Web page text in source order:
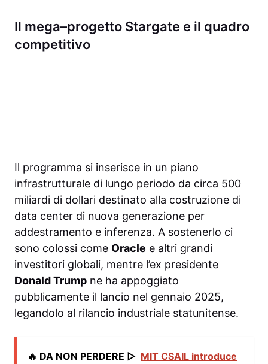
Il mega–progetto Stargate e il quadro
competitivo
Il programma si inserisce in un piano
infrastrutturale di lungo periodo da circa 500
miliardi di dollari destinato alla costruzione di
data center di nuova generazione per
addestramento e inferenza. A sostenerlo ci
sono colossi come Oracle e altri grandi
investitori globali, mentre l’ex presidente
Donald Trump ne ha appoggiato
pubblicamente il lancio nel gennaio 2025,
legandolo al rilancio industriale statunitense.
🔥 DA NON PERDERE ▷ MIT CSAIL introduce